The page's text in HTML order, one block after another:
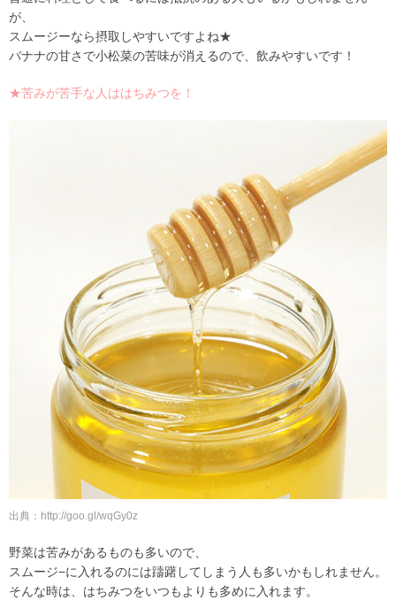
が、
スムージーなら摂取しやすいですよね★
バナナの甘さで小松菜の苦味が消えるので、飲みやすいです！
★苦みが苦手な人ははちみつを！
出典：http://goo.gl/wqGy0z
野菜は苦みがあるものも多いので、
スムージ−に入れるのには躊躇してしまう人も多いかもしれません。
そんな時は、はちみつをいつもよりも多めに入れます。